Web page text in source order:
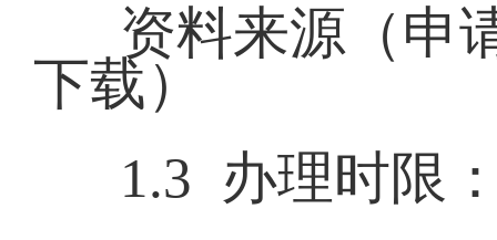
资料来源（申
下载）
1.3 办理时限